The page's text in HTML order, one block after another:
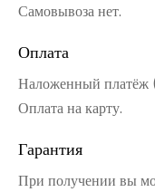
Самовывоза нет.
Оплата
Наложенный платёж
Оплата на карту.
Гарантия
При получении вы